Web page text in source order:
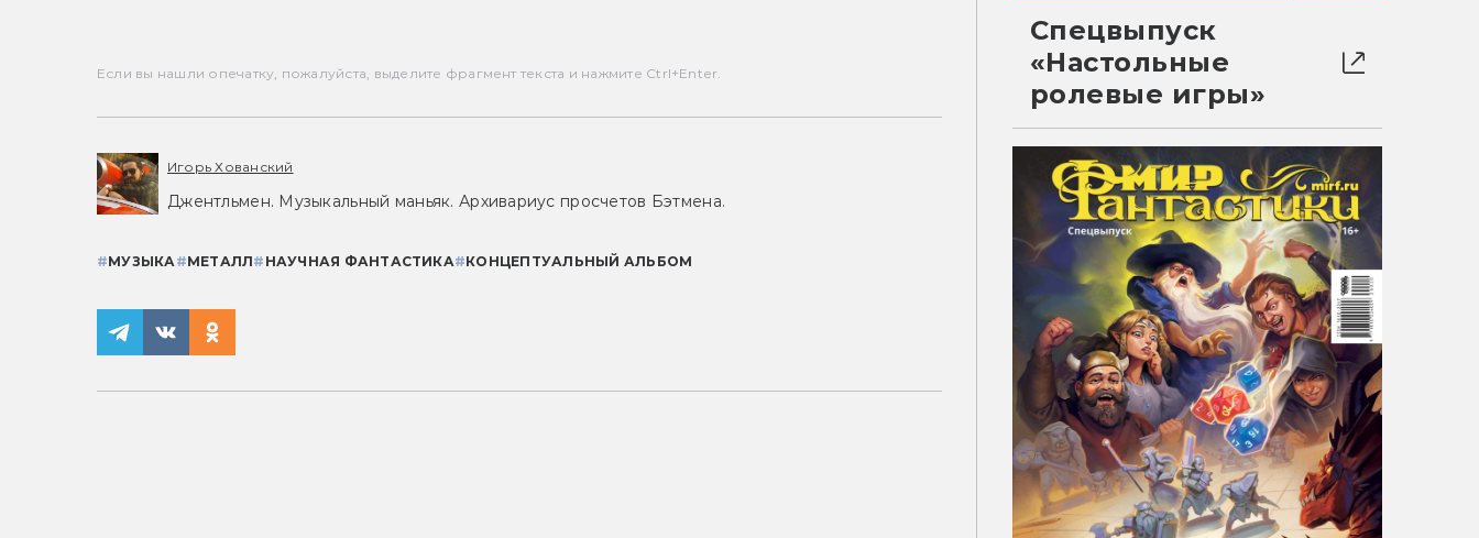
Если вы нашли опечатку, пожалуйста, выделите фрагмент текста и нажмите Ctrl+Enter.
Игорь Хованский
Джентльмен. Музыкальный маньяк. Архивариус просчетов Бэтмена.
#МУЗЫКА#МЕТАЛЛ# НАУЧНАЯ ФАНТАСТИКА#КОНЦЕПТУАЛЬНЫЙ АЛЬБОМ
Спецвыпуск
«Настольные
ролевые игры»